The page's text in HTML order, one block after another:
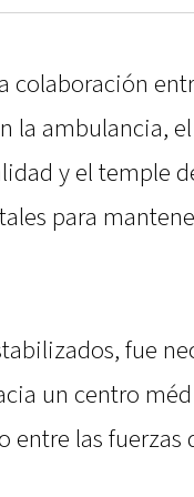
colaboración
la ambulancia,
y el temple
para
fue
un centro
entre las fuerzas